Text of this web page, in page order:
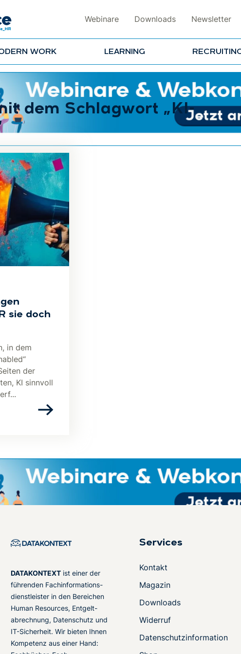
Webinare Downloads Newsletter
WORK LEARNING
dem Schlagwort „KI-
sie doch
in dem
der
KI sinnvoll
DATAKONTEXT ist einer der
führenden Fachinformations-
dienstleister in den Bereichen
Human Resources, Entgelt-
abrechnung, Datenschutz und
IT-Sicherheit. Wir bieten Ihnen
Kompetenz aus einer Hand:
Services
Kontakt
Magazin
Downloads
Widerruf
Datenschutzinformation